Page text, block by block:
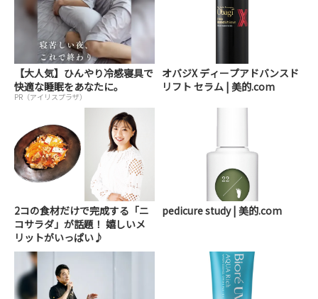
【大人気】ひんやり冷感寝具で
快適な睡眠をあなたに。
PR（アイリスプラザ）
オバジX ディープアドバンスド
リフト セラム | 美的.com
2コの食材だけで完成する「ニ
コサラダ」が話題！ 嬉しいメ
リットがいっぱい♪
pedicure study | 美的.com